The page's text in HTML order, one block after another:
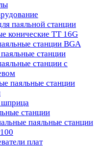
паяльной станции
конические TT 16G
станции BGA
станции
станции с
паяльные станции
шприца
станции
паяльные станции
плат